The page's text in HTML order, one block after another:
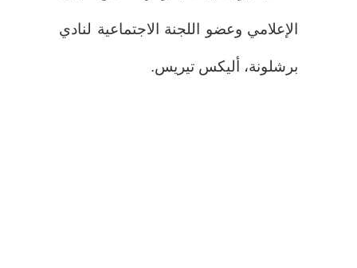
الإعلامي وعضو اللجنة الاجتماعية لنادي
برشلونة، أليكس تيريس.